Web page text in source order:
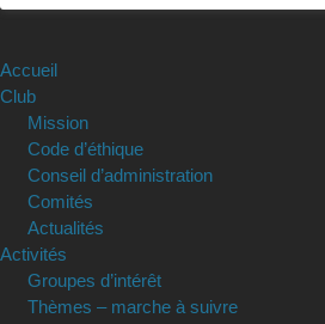
Accueil
Club
Mission
Code d’éthique
Conseil d’administration
Comités
Actualités
Activités
Groupes d’intérêt
Thèmes – marche à suivre